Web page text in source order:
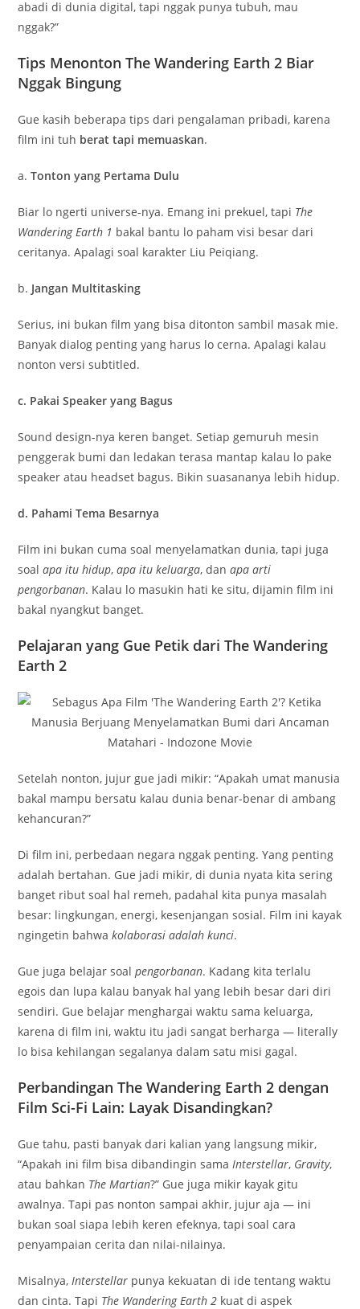
abadi di dunia digital, tapi nggak punya tubuh, mau
nggak?”
Tips Menonton The Wandering Earth 2 Biar
Nggak Bingung
Gue kasih beberapa tips dari pengalaman pribadi, karena
film ini tuh berat tapi memuaskan.
a.Tonton yang Pertama Dulu
Biar lo ngerti universe-nya. Emang ini prekuel, tapi The
Wandering Earth 1 bakal bantu lo paham visi besar dari
ceritanya. Apalagi soal karakter Liu Peiqiang.
b. Jangan Multitasking
Serius, ini bukan film yang bisa ditonton sambil masak mie.
Banyak dialog penting yang harus lo cerna. Apalagi kalau
nonton versi subtitled.
c. Pakai Speaker yang Bagus
Sound design-nya keren banget. Setiap gemuruh mesin
penggerak bumi dan ledakan terasa mantap kalau lo pake
speaker atau headset bagus. Bikin suasananya lebih hidup.
d. Pahami Tema Besarnya
Film ini bukan cuma soal menyelamatkan dunia, tapi juga
soalapa itu hidup,apa itu keluarga, danapa arti
pengorbanan. Kalau lo masukin hati ke situ, dijamin film ini
bakal nyangkut banget.
Pelajaran yang Gue Petik dari The Wandering
Earth 2
Setelah nonton, jujur gue jadi mikir: “Apakah umat manusia
bakal mampu bersatu kalau dunia benar-benar di ambang
kehancuran?”
Di film ini, perbedaan negara nggak penting. Yang penting
adalah bertahan. Gue jadi mikir, di dunia nyata kita sering
banget ribut soal hal remeh, padahal kita punya masalah
besar: lingkungan, energi, kesenjangan sosial. Film ini kayak
ngingetin bahwakolaborasi adalah kunci.
Gue juga belajar soalpengorbanan. Kadang kita terlalu
egois dan lupa kalau banyak hal yang lebih besar dari diri
sendiri. Gue belajar menghargai waktu sama keluarga,
karena di film ini, waktu itu jadi sangat berharga — literally
lo bisa kehilangan segalanya dalam satu misi gagal.
Perbandingan The Wandering Earth 2 dengan
Film Sci-Fi Lain: Layak Disandingkan?
Gue tahu, pasti banyak dari kalian yang langsung mikir,
“Apakah ini film bisa dibandingin samaInterstellar, Gravity,
atau bahkan The Martian?” Gue juga mikir kayak gitu
awalnya. Tapi pas nonton sampai akhir, jujur aja — ini
bukan soal siapa lebih keren efeknya, tapi soal cara
penyampaian cerita dan nilai-nilainya.
Misalnya,Interstellar punya kekuatan di ide tentang waktu
dan cinta. Tapi The Wandering Earth 2 kuat di aspek